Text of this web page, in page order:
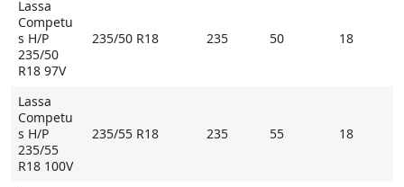
Lassa
Competu
s H/P
235/50
R18 97V
235/50 R18 235 50 18
Lassa
Competu
s H/P
235/55
R18 100V
235/55 R18 235 55 18